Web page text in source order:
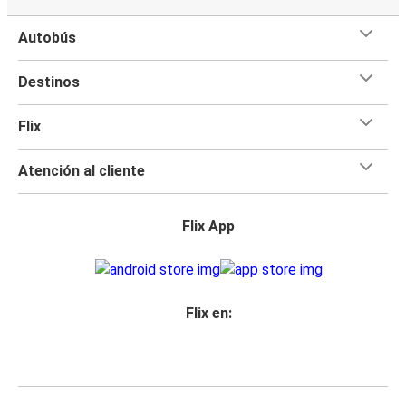
Autobús
Destinos
Flix
Atención al cliente
Flix App
Flix en: